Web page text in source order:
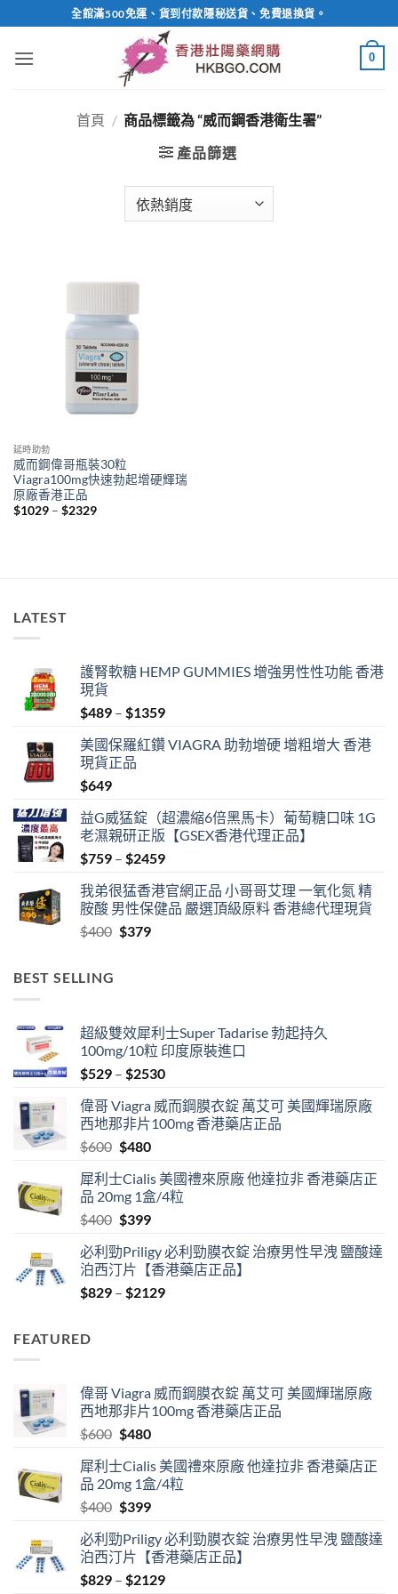
to
content
全館滿500免運、貨到付款隱秘送貨、免費退換貨。
0
首頁 / 商品標籤為 “威而鋼香港衛生署”
產品篩選
延時助勃
威而鋼偉哥瓶裝30粒
Viagra100mg快速勃起增硬輝瑞
原廠香港正品
$1029 – $2329Price
LATEST
護腎軟糖 HEMP GUMMIES 增強男性性功能 香港
現貨
$489 – $1359Price
$489
美國保羅紅鑽 VIAGRA 助勃增硬 增粗增大 香港
現貨正品
$649
益G威猛錠（超濃縮6倍黑馬卡）葡萄糖口味 1G
老濕親研正版【GSEX香港代理正品】
$759 – $2459Price
$759
through
我弟很猛香港官網正品 小哥哥艾理 一氧化氮 精
胺酸 男性保健品 嚴選頂級原料 香港總代理現貨
$400 Original
$379Current
BEST SELLING
超級雙效犀利士Super Tadarise 勃起持久
100mg/10粒 印度原裝進口
$529 – $2530Price
$529
through
偉哥 Viagra 威而鋼膜衣錠 萬艾可 美國輝瑞原廠
西地那非片100mg 香港藥店正品
$600 Original
was:
$600.
$480Current
is:
$480.
犀利士Cialis 美國禮來原廠 他達拉非 香港藥店正
品 20mg 1盒/4粒
$400 Original
was:
$400.
$399Current
is:
$399.
必利勁Priligy 必利勁膜衣錠 治療男性早洩 鹽酸達
泊西汀片【香港藥店正品】
$829 – $2129Price
FEATURED
偉哥 Viagra 威而鋼膜衣錠 萬艾可 美國輝瑞原廠
西地那非片100mg 香港藥店正品
$600 Original
was:
$600.
$480Current
is:
$480.
犀利士Cialis 美國禮來原廠 他達拉非 香港藥店正
品 20mg 1盒/4粒
$400 Original
was:
$400.
$399Current
is:
$399.
必利勁Priligy 必利勁膜衣錠 治療男性早洩 鹽酸達
泊西汀片【香港藥店正品】
$829 – $2129Price